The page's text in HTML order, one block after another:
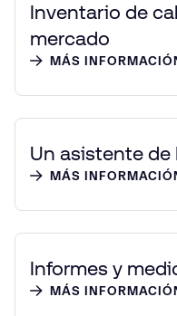
Inventario de
mercado
MÁS
Un asistente de
MÁS
Informes y
MÁS